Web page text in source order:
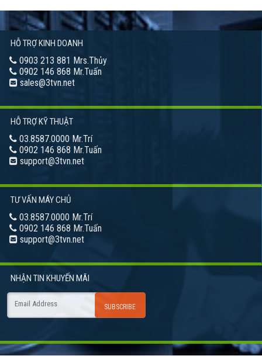
HỖ TRỢ KINH DOANH
0903 213 881 Mrs.Thủy
0902 146 868 Mr.Tuấn
sales@3tvn.net
HỖ TRỢ KỸ THUẬT
03.8587.0000 Mr.Trí
0902 146 868 Mr.Tuấn
support@3tvn.net
TƯ VẤN MÁY CHỦ
03.8587.0000 Mr.Trí
0902 146 868 Mr.Tuấn
support@3tvn.net
NHẬN TIN KHUYẾN MÃI